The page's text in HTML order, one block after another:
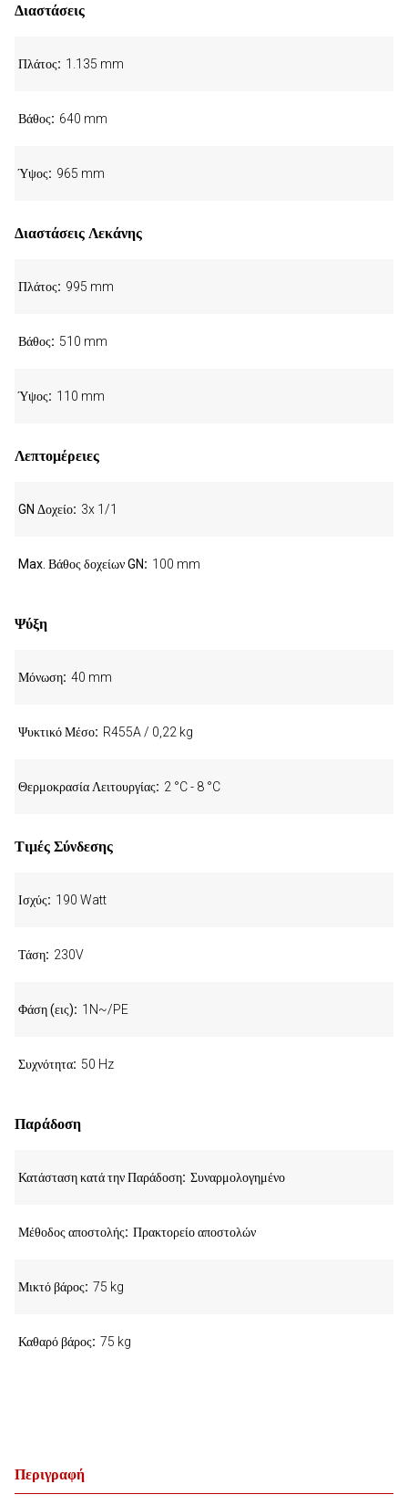
Περιγραφή
Διαστάσεις
Πλάτος 1.135 mm
Βάθος 640 mm
Ύψος 965 mm
Διαστάσεις Λεκάνης
Πλάτος 995 mm
Βάθος 510 mm
Ύψος 110 mm
Λεπτομέρειες
GN Δοχείο 3x 1/1
Max. Βάθος δοχείων GN 100 mm
Ψύξη
Μόνωση 40 mm
Ψυκτικό Μέσο R455A / 0,22 kg
Θερμοκρασία Λειτουργίας 2 °C - 8 °C
Τιμές Σύνδεσης
Ισχύς 190 Watt
Τάση 230V
Φάση (εις) 1N~/PE
Συχνότητα 50 Hz
Παράδοση
Κατάσταση κατά την Παράδοση Συναρμολογημένο
Μέθοδος αποστολής Πρακτορείο αποστολών
Μικτό βάρος 75 kg
Καθαρό βάρος 75 kg